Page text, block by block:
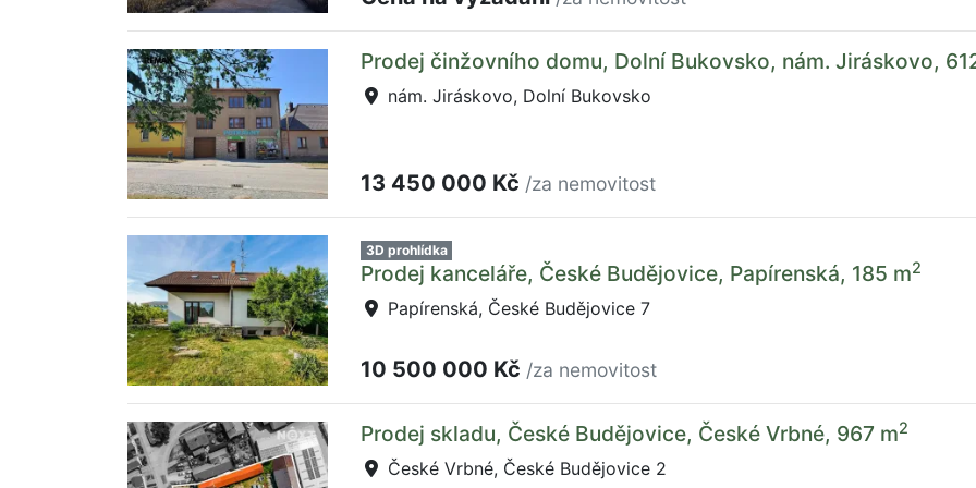
Prodej činžovního domu, Dolní Bukovsko, nám. Jiráskovo,
nám. Jiráskovo, Dolní Bukovsko
13 450 000 Kč /za nemovitost
3D prohlídka
Prodej kanceláře, České Budějovice, Papírenská, 185 m2
Papírenská, České Budějovice 7
10 500 000 Kč /za nemovitost
Prodej skladu, České Budějovice, České Vrbné, 967 m2
České Vrbné, České Budějovice 2